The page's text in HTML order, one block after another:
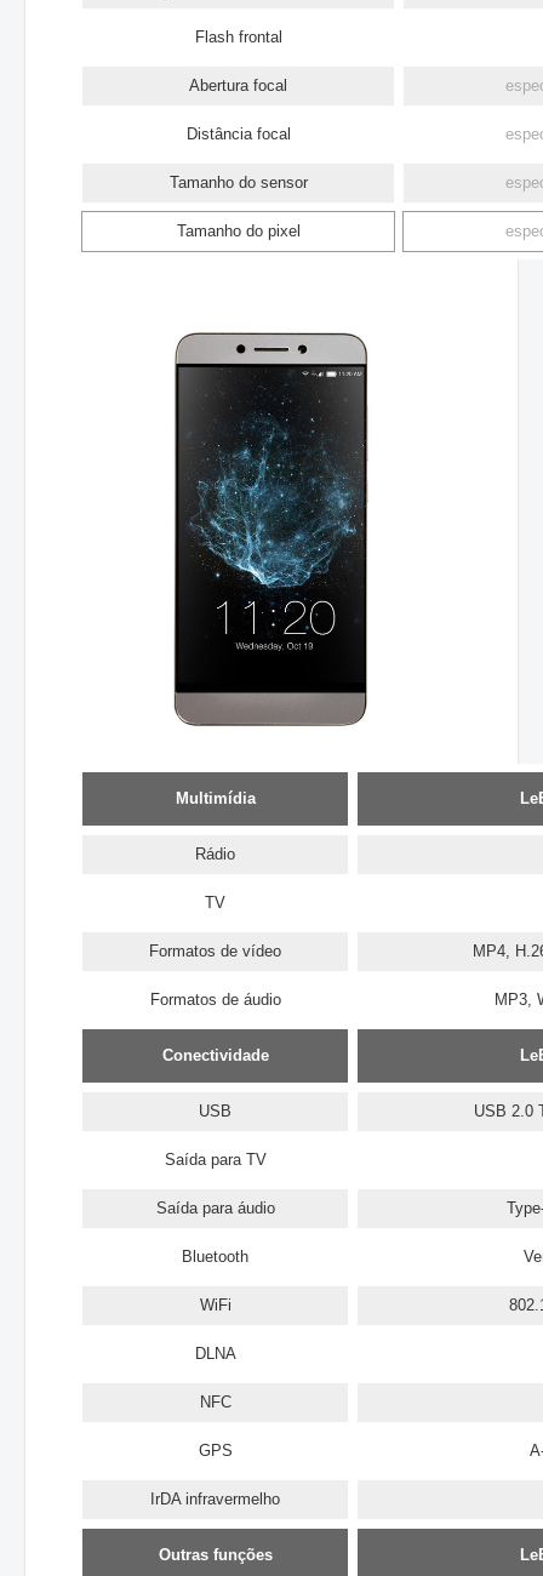
Flash frontal
Abertura focal
Distância focal
Tamanho do sensor
Tamanho do pixel
Multimídia
Rádio
TV
Formatos de vídeo MP4,
Formatos de áudio MP3,
Conectividade
USB USB 2.0
Saída para TV
Saída para áudio
Bluetooth
WiFi
DLNA
NFC
GPS
IrDA infravermelho
Outras funções